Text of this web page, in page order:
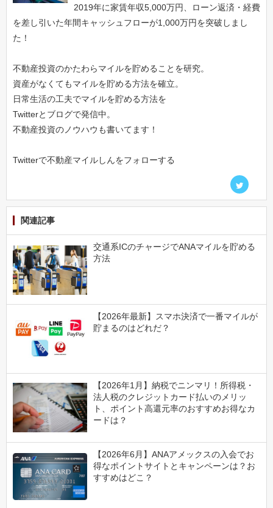
2019年に家賃年収5,000万円、ローン返済・経費
を差し引いた年間キャッシュフローが1,000万円を突破しまし
た！
不動産投資のかたわらマイルを貯めることを研究。
資産がなくてもマイルを貯める方法を確立。
日常生活の工夫でマイルを貯める方法を
Twitterとブログで発信中。
不動産投資のノウハウも書いてます！
Twitterで不動産マイルしんをフォローする
関連記事
交通系ICのチャージでANAマイルを貯める
方法
【2026年最新】スマホ決済で一番マイルが
貯まるのはどれだ？
【2026年1月】納税でニンマリ！所得税・
法人税のクレジットカード払いのメリッ
ト、ポイント高還元率のおすすめお得なカ
ードは？
【2026年6月】ANAアメックスの入会でお
得なポイントサイトとキャンペーンは？お
すすめはどこ？